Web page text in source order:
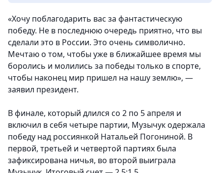
«Хочу поблагодарить вас за фантастическую
победу. Не в последнюю очередь приятно, что вы
сделали это в России. Это очень символично.
Мечтаю о том, чтобы уже в ближайшее время мы
боролись и молились за победы только в спорте,
чтобы наконец мир пришел на нашу землю», —
заявил президент.
В финале, который длился со 2 по 5 апреля и
включил в себя четыре партии, Музычук одержала
победу над россиянкой Натальей Погониной. В
первой, третьей и четвертой партиях была
зафиксирована ничья, во второй выиграла